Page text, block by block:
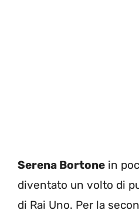
Serena Bortone in
diventato un volto di
di Rai Uno. Per la